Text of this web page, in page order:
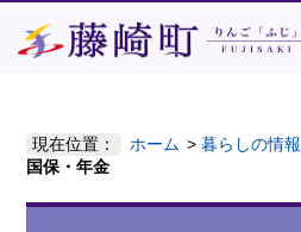
現在位置： ホーム 暮らしの情報
国保・年金